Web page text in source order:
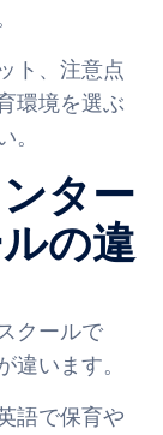
ト、注意点
環境を選ぶ
ター
の違
クールで
違います。
語で保育や